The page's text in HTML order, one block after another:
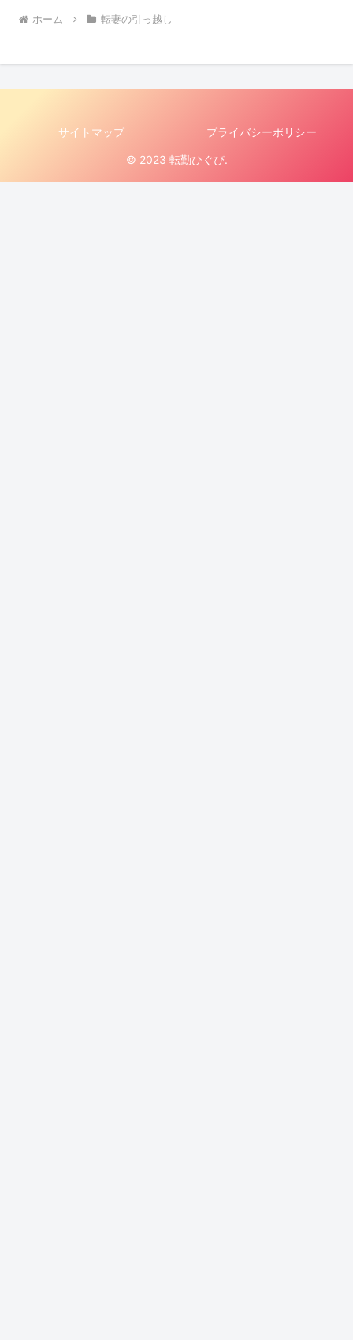
ホーム 転妻の引っ越し
サイトマップ プライバシーポリシー
© 2023 転勤ひぐぴ.